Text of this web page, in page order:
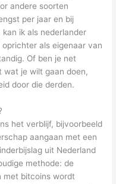
andere soorten
per jaar en bij
ik als nederlander
als eigenaar van
Of ben je net
wat je wilt gaan doen,
door die derden.
het verblijf, bijvoorbeeld
aangaan met een
uit Nederland
methode: de
met bitcoins wordt